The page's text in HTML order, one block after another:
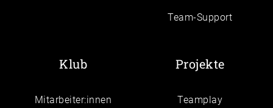
Team-Support
Klub
Mitarbeiter:innen
Projekte
Teamplay